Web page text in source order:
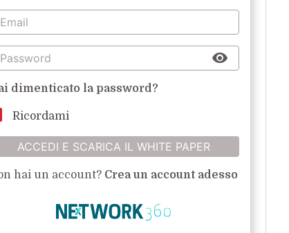
dimenticato la password?
Ricordami
ACCEDI E SCARICA IL WHITE PAPER
hai un account? Crea un account adesso